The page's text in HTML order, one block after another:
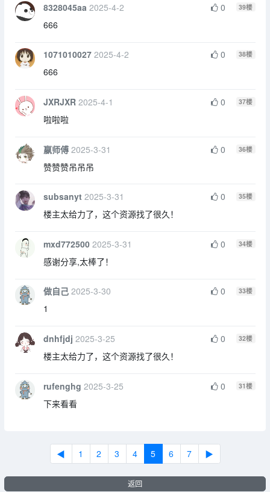
8328045aa 2025-4-2 0 39楼
666
1071010027 2025-4-2 0 38楼
666
JXRJXR 2025-4-1 0 37楼
啦啦啦
嬴师傅 2025-3-31 0 36楼
赞赞赞吊吊吊
subsanyt 2025-3-31 0 35楼
楼主太给力了，这个资源找了很久！
mxd772500 2025-3-31 0 34楼
感谢分享,太棒了！
做自己 2025-3-30 0 33楼
1
dnhfjdj 2025-3-25 0 32楼
楼主太给力了，这个资源找了很久！
rufenghg 2025-3-25 0 31楼
下来看看
◀ 1 2 3 4 5 6 7 ▶
返回